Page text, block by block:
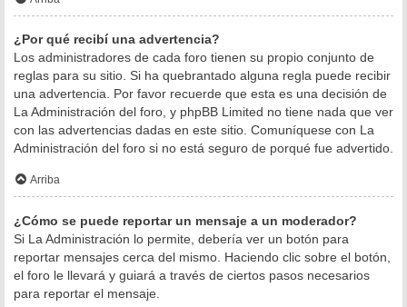
¿Por qué recibí una advertencia?
Los administradores de cada foro tienen su propio conjunto de
reglas para su sitio. Si ha quebrantado alguna regla puede recibir
una advertencia. Por favor recuerde que esta es una decisión de
La Administración del foro, y phpBB Limited no tiene nada que ver
con las advertencias dadas en este sitio. Comuníquese con La
Administración del foro si no está seguro de porqué fue advertido.
Arriba
¿Cómo se puede reportar un mensaje a un moderador?
Si La Administración lo permite, debería ver un botón para
reportar mensajes cerca del mismo. Haciendo clic sobre el botón,
el foro le llevará y guiará a través de ciertos pasos necesarios
para reportar el mensaje.